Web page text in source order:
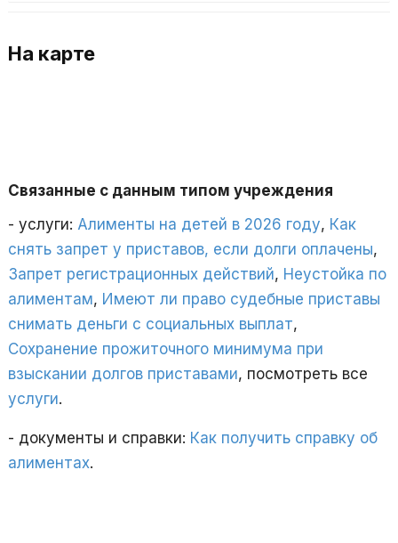
На карте
Связанные с данным типом учреждения
- услуги: Алименты на детей в 2026 году, Как
снять запрет у приставов, если долги оплачены,
Запрет регистрационных действий, Неустойка по
алиментам, Имеют ли право судебные приставы
снимать деньги с социальных выплат,
Сохранение прожиточного минимума при
взыскании долгов приставами, посмотреть все
услуги.
- документы и справки: Как получить справку об
алиментах.